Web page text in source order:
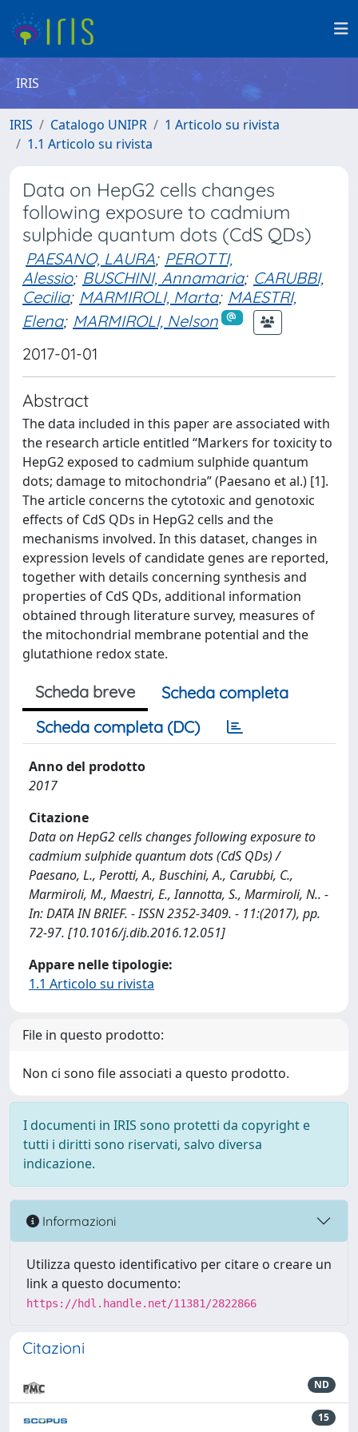
IRIS
IRIS Catalogo UNIPR
1 Articolo su rivista
1.1 Articolo su rivista
Data on HepG2 cells changes
following exposure to cadmium
sulphide quantum dots (CdS QDs)
PAESANO, LAURA; PEROTTI,
Alessio; BUSCHINI, Annamaria; CARUBBI,
Cecilia; MARMIROLI, Marta; MAESTRI,
Elena; MARMIROLI, Nelson
2017-01-01
Abstract
The data included in this paper are associated with
the research article entitled “Markers for toxicity to
HepG2 exposed to cadmium sulphide quantum
dots; damage to mitochondria” (Paesano et al.) [1].
The article concerns the cytotoxic and genotoxic
effects of CdS QDs in HepG2 cells and the
mechanisms involved. In this dataset, changes in
expression levels of candidate genes are reported,
together with details concerning synthesis and
properties of CdS QDs, additional information
obtained through literature survey, measures of
the mitochondrial membrane potential and the
glutathione redox state.
Scheda breve
Scheda completa
Scheda completa (DC)
Anno del prodotto
2017
Citazione
Data on HepG2 cells changes following exposure to
cadmium sulphide quantum dots (CdS QDs) /
Paesano, L., Perotti, A., Buschini, A., Carubbi, C.,
Marmiroli, M., Maestri, E., Iannotta, S., Marmiroli, N.. -
In: DATA IN BRIEF. - ISSN 2352-3409. - 11:(2017), pp.
72-97. [10.1016/j.dib.2016.12.051]
Appare nelle tipologie:
1.1 Articolo su rivista
File in questo prodotto:
Non ci sono file associati a questo prodotto.
I documenti in IRIS sono protetti da copyright e
tutti i diritti sono riservati, salvo diversa
indicazione.
Informazioni
Utilizza questo identificativo per citare o creare un
link a questo documento:
https://hdl.handle.net/11381/2822866
Citazioni
ND
15